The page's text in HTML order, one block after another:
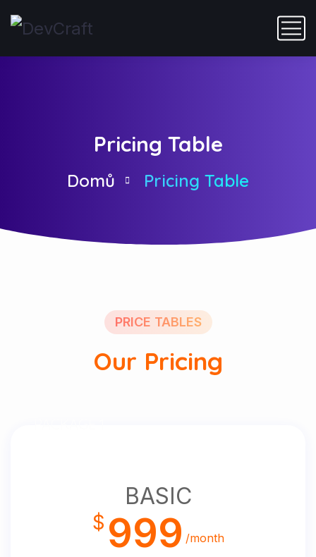
Pricing Table
Domů Pricing Table
PRICE TABLES
Our Pricing
BASIC
$ 999 /month